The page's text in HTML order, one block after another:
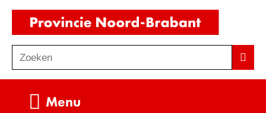
Ga
de
inhoud
o
Zoeken
Menu